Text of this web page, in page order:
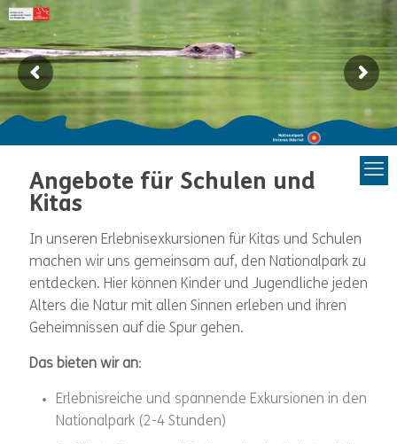
Angebote für Schulen und
Kitas
In unseren Erlebnisexkursionen für Kitas und Schulen
machen wir uns gemeinsam auf, den Nationalpark zu
entdecken. Hier können Kinder und Jugendliche jeden
Alters die Natur mit allen Sinnen erleben und ihren
Geheimnissen auf die Spur gehen.
Das bieten wir an:
Erlebnisreiche und spannende Exkursionen in den
Nationalpark (2-4 Stunden)